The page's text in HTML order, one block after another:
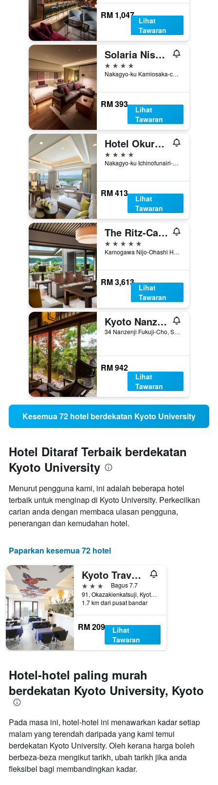
RM 1,047
Lihat
Tawaran
Solaria Nishitetsu Hotel Kyoto Premier
4 bintang
Nakagyo-ku Kamiosaka-cho 509, Kyoto, Jepun
RM 393
Lihat
Tawaran
Hotel Okura Kyoto
4 bintang
Nakagyo-ku Ichinofunairi-Cho 537-4, Kyoto, Jepun
RM 413
Lihat
Tawaran
The Ritz-Carlton, Kyoto
5 bintang
Kamogawa Nijo-Ohashi Hotori, Nakagyo-ku, Kyoto, Jepun
RM 3,613
Lihat
Tawaran
Kyoto Nanzenji Ryokan Yachiyo Established in 1915
34 Nanzenji Fukuji-Cho, Sakyo-ku, Kyoto, Jepun
RM 942
Lihat
Tawaran
Kesemua 72 hotel berdekatan Kyoto University
Hotel Ditaraf Terbaik berdekatan
Kyoto University
Menurut pengguna kami, ini adalah beberapa hotel
terbaik untuk menginap di Kyoto University. Perkecilkan
carian anda dengan membaca ulasan pengguna,
penerangan dan kemudahan hotel.
Paparkan kesemua 72 hotel
Kyoto Travelers Inn
3 bintangBagus 7.7
91, Okazakienkatsuji, Kyoto, Jepun
1.7 km dari pusat bandar
RM 209
Lihat
Tawaran
Hotel-hotel paling murah
berdekatan Kyoto University, Kyoto
Pada masa ini, hotel-hotel ini menawarkan kadar setiap
malam yang terendah daripada yang kami temui
berdekatan Kyoto University. Oleh kerana harga boleh
berbeza-beza mengikut tarikh, ubah tarikh jika anda
fleksibel bagi membandingkan kadar.